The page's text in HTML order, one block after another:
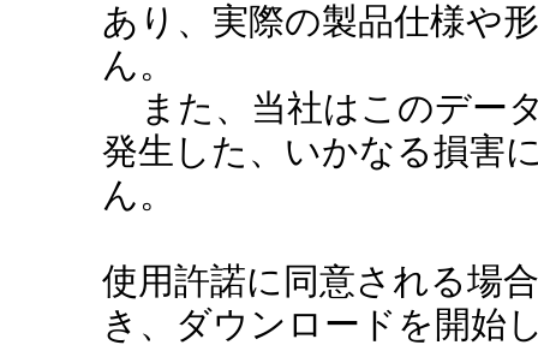
あり、実際の製品仕様や
ん。
また、当社はこのデー
発生した、いかなる損害
ん。
使用許諾に同意される場
き、ダウンロードを開始